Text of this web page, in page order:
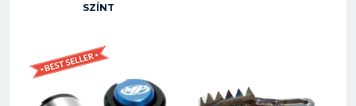
SZÍNT